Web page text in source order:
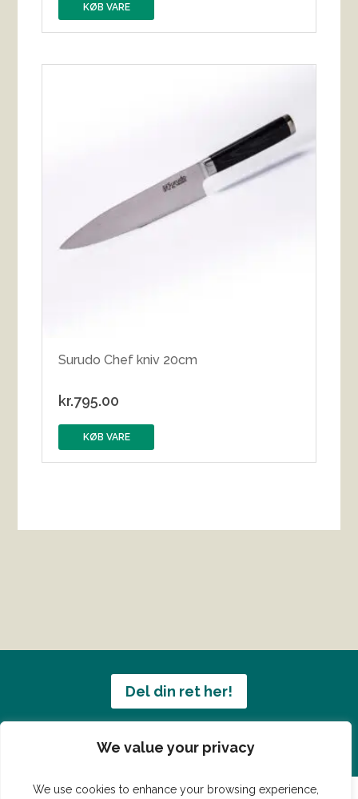
We value your privacy
We use cookies to enhance your browsing experience,
KØB VARE
Surudo Chef kniv 20cm
kr.795.00
KØB VARE
Del din ret her!
Har du en konge ret du vil dele?